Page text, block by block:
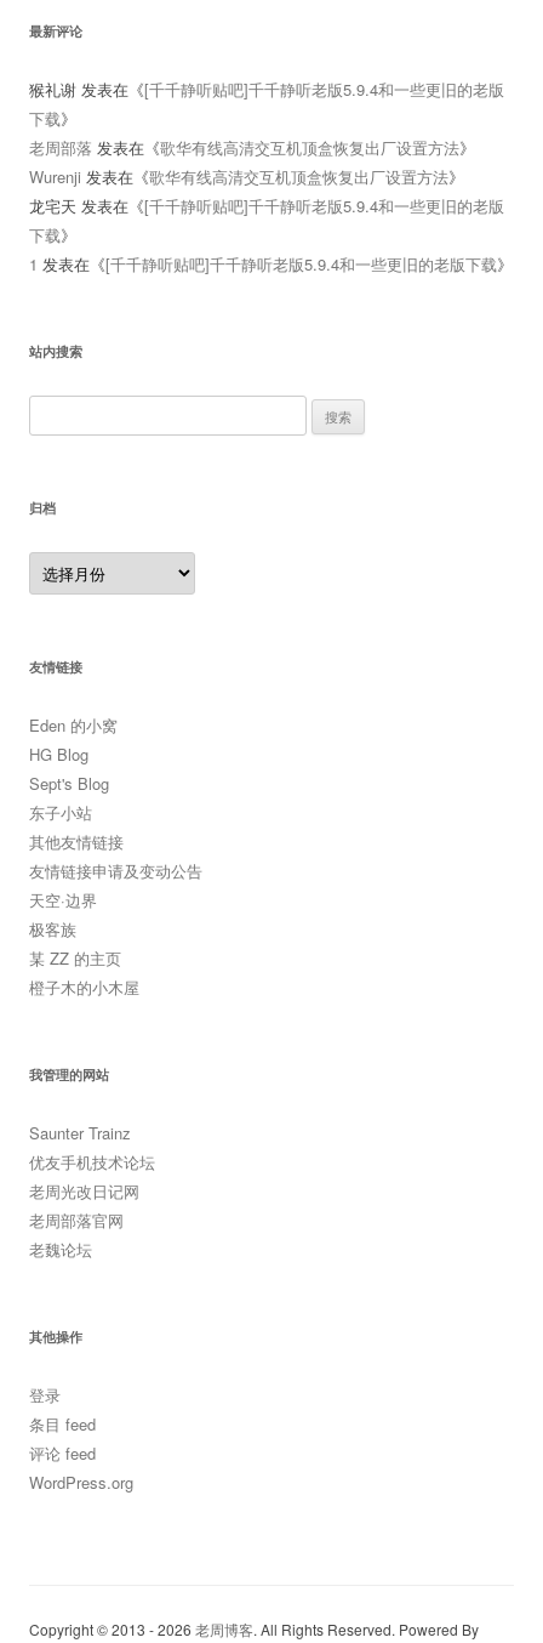
最新评论
猴礼谢 发表在《[千千静听贴吧]千千静听老版5.9.4和一些更旧的老版
下载》
老周部落 发表在《歌华有线高清交互机顶盒恢复出厂设置方法》
Wurenji 发表在《歌华有线高清交互机顶盒恢复出厂设置方法》
龙宅天 发表在《[千千静听贴吧]千千静听老版5.9.4和一些更旧的老版
下载》
1 发表在《[千千静听贴吧]千千静听老版5.9.4和一些更旧的老版下载》
站内搜索
索：
归档
归
档
友情链接
Eden 的小窝
HG Blog
Sept's Blog
东子小站
其他友情链接
友情链接申请及变动公告
天空·边界
极客族
某 ZZ 的主页
橙子木的小木屋
我管理的网站
Saunter Trainz
优友手机技术论坛
老周光改日记网
老周部落官网
老魏论坛
其他操作
登录
条目 feed
评论 feed
WordPress.org
Copyright © 2013 - 2026 老周博客. All Rights Reserved. Powered By